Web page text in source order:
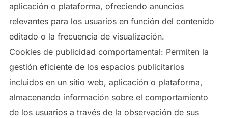
aplicación o plataforma, ofreciendo anuncios
relevantes para los usuarios en función del contenido
editado o la frecuencia de visualización.
Cookies de publicidad comportamental: Permiten la
gestión eficiente de los espacios publicitarios
incluidos en un sitio web, aplicación o plataforma,
almacenando información sobre el comportamiento
de los usuarios a través de la observación de sus